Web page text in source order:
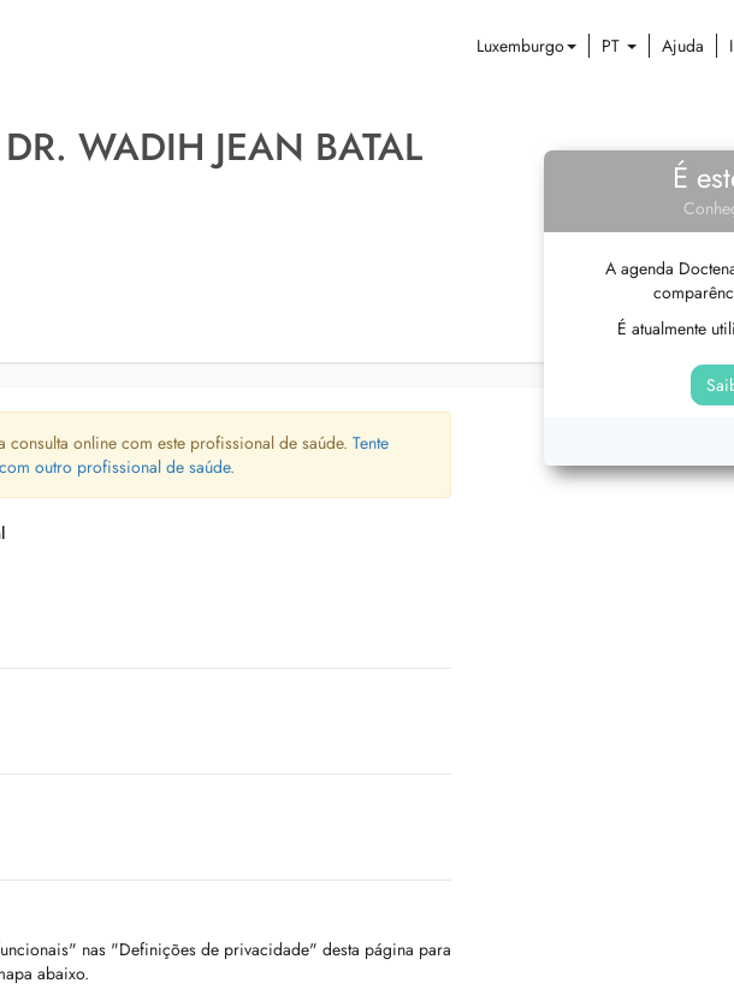
Luxemburgo PT Ajuda
DR. WADIH JEAN BATAL
É
A agenda
É atualmente
consulta online com este profissional de saúde. Tente
outro profissional de saúde.
nas "Definições de privacidade" desta página para
abaixo.